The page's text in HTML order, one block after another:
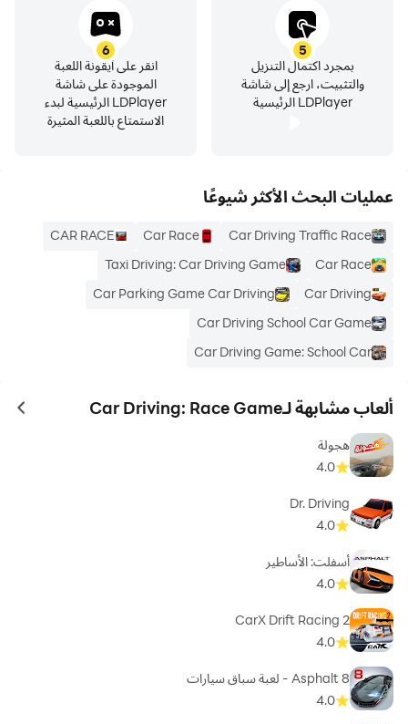
5
بمجرد اكتمال التنزيل
والتثبيت، ارجع إلى شاشة
LDPlayer الرئيسية
6
انقر على أيقونة اللعبة
الموجودة على شاشة
LDPlayer الرئيسية لبدء
الاستمتاع باللعبة المثيرة
عمليات البحث الأكثر شيوعًا
Car Driving Traffic Race
Car Race
CAR RACE
Car Race
Taxi Driving: Car Driving Game
Car Driving
Car Parking Game Car Driving
Car Driving School Car Game
Car Driving Game: School Car
ألعاب مشابهة لـCar Driving: Race Game
هجولة
4.0
Dr. Driving
4.0
أسفلت: الأساطير
4.0
CarX Drift Racing 2
4.0
Asphalt 8 - لعبة سباق سيارات
4.0